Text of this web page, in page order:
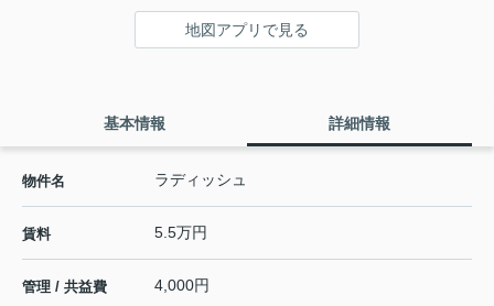
地図アプリで見る
基本情報 詳細情報
物件名 ラディッシュ
賃料 5.5万円
管理 / 共益費 4,000円